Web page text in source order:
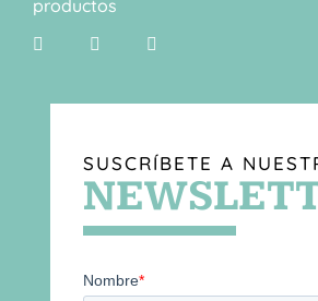
productos
SUSCRÍBETE A